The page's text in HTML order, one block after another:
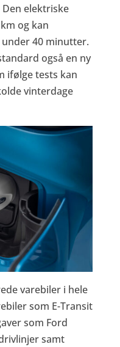
elektriske
og kan
under 40 minutter.
også en ny
ifølge tests kan
vinterdage
varebiler i hele
som E-Transit
som Ford
samt